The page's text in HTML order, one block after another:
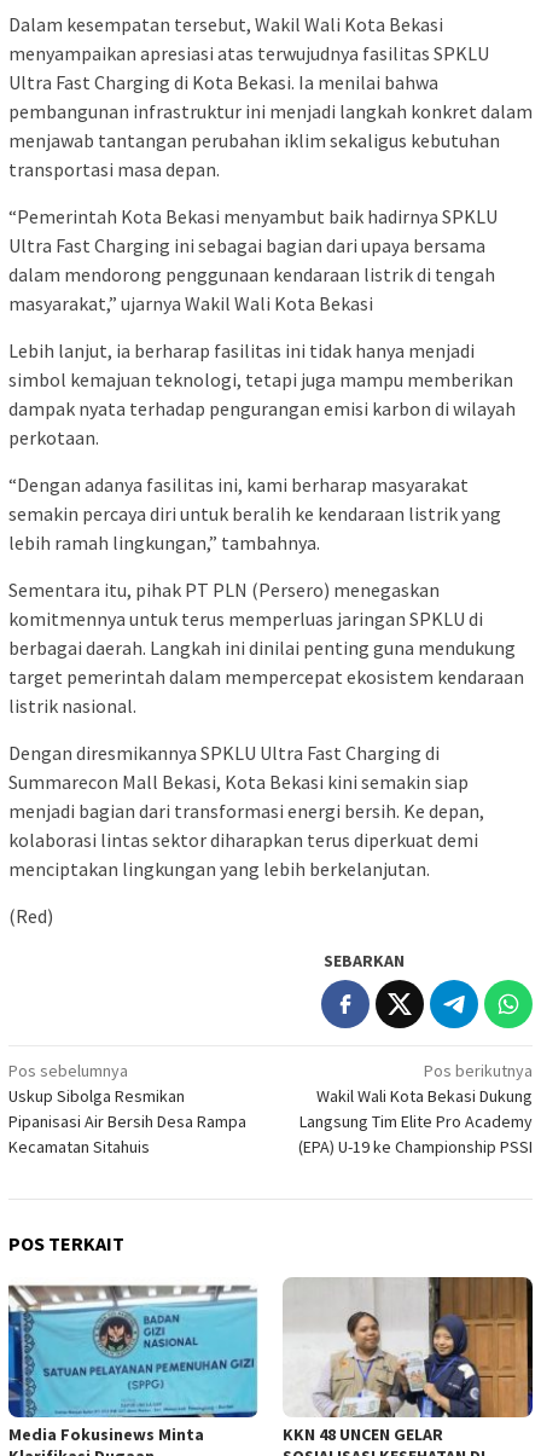
Dalam kesempatan tersebut, Wakil Wali Kota Bekasi
menyampaikan apresiasi atas terwujudnya fasilitas SPKLU
Ultra Fast Charging di Kota Bekasi. Ia menilai bahwa
pembangunan infrastruktur ini menjadi langkah konkret dalam
menjawab tantangan perubahan iklim sekaligus kebutuhan
transportasi masa depan.
“Pemerintah Kota Bekasi menyambut baik hadirnya SPKLU
Ultra Fast Charging ini sebagai bagian dari upaya bersama
dalam mendorong penggunaan kendaraan listrik di tengah
masyarakat,” ujarnya Wakil Wali Kota Bekasi
Lebih lanjut, ia berharap fasilitas ini tidak hanya menjadi
simbol kemajuan teknologi, tetapi juga mampu memberikan
dampak nyata terhadap pengurangan emisi karbon di wilayah
perkotaan.
“Dengan adanya fasilitas ini, kami berharap masyarakat
semakin percaya diri untuk beralih ke kendaraan listrik yang
lebih ramah lingkungan,” tambahnya.
Sementara itu, pihak PT PLN (Persero) menegaskan
komitmennya untuk terus memperluas jaringan SPKLU di
berbagai daerah. Langkah ini dinilai penting guna mendukung
target pemerintah dalam mempercepat ekosistem kendaraan
listrik nasional.
Dengan diresmikannya SPKLU Ultra Fast Charging di
Summarecon Mall Bekasi, Kota Bekasi kini semakin siap
menjadi bagian dari transformasi energi bersih. Ke depan,
kolaborasi lintas sektor diharapkan terus diperkuat demi
menciptakan lingkungan yang lebih berkelanjutan.
(Red)
SEBARKAN
Navigasi
pos
Pos sebelumnya
Uskup Sibolga Resmikan
Pipanisasi Air Bersih Desa Rampa
Kecamatan Sitahuis
Pos berikutnya
Wakil Wali Kota Bekasi Dukung
Langsung Tim Elite Pro Academy
(EPA) U-19 ke Championship PSSI
POS TERKAIT
Media Fokusinews Minta
KKN 48 UNCEN GELAR